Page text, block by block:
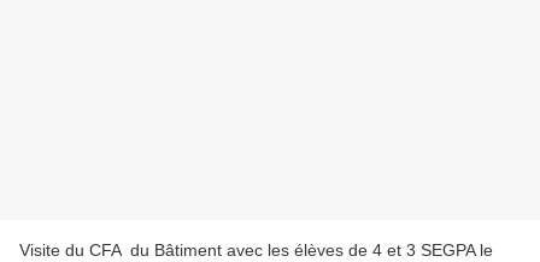
Visite du CFA du Bâtiment avec les élèves de 4 et 3 SEGPA le